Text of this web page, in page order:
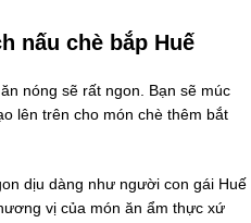
nấu chè bắp Huế
nóng sẽ rất ngon. Bạn sẽ múc
lên trên cho món chè thêm bắt
dịu dàng như người con gái Huế
vị của món ăn ẩm thực xứ